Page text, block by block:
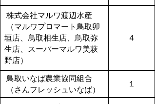
株式会社マルワ渡辺水産
（マルワプロマート鳥取卯
垣店、鳥取相生店、鳥取弥
生店、スーパーマルワ美萩
野店）
４
鳥取いなば農業協同組合
（さんフレッシュいなば）
１